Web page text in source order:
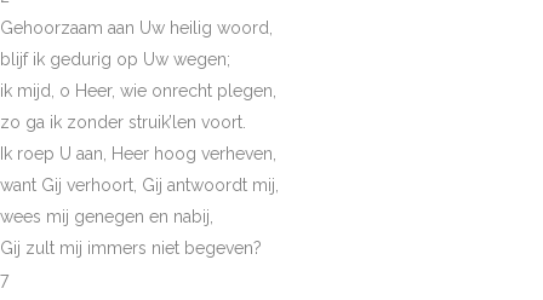
Gehoorzaam aan Uw heilig woord,
blijf ik gedurig op Uw wegen;
ik mijd, o Heer, wie onrecht plegen,
zo ga ik zonder struik’len voort.
Ik roep U aan, Heer hoog verheven,
want Gij verhoort, Gij antwoordt mij,
wees mij genegen en nabij,
Gij zult mij immers niet begeven?
7